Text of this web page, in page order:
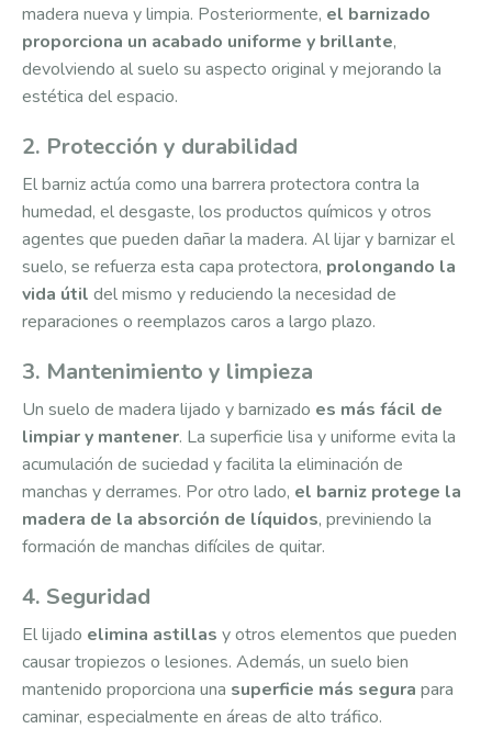
madera nueva y limpia. Posteriormente, el barnizado
proporciona un acabado uniforme y brillante,
devolviendo al suelo su aspecto original y mejorando la
estética del espacio.
2. Protección y durabilidad
El barniz actúa como una barrera protectora contra la
humedad, el desgaste, los productos químicos y otros
agentes que pueden dañar la madera. Al lijar y barnizar el
suelo, se refuerza esta capa protectora, prolongando la
vida útil del mismo y reduciendo la necesidad de
reparaciones o reemplazos caros a largo plazo.
3. Mantenimiento y limpieza
Un suelo de madera lijado y barnizado es más fácil de
limpiar y mantener. La superficie lisa y uniforme evita la
acumulación de suciedad y facilita la eliminación de
manchas y derrames. Por otro lado, el barniz protege la
madera de la absorción de líquidos, previniendo la
formación de manchas difíciles de quitar.
4. Seguridad
El lijado elimina astillas y otros elementos que pueden
causar tropiezos o lesiones. Además, un suelo bien
mantenido proporciona una superficie más segura para
caminar, especialmente en áreas de alto tráfico.